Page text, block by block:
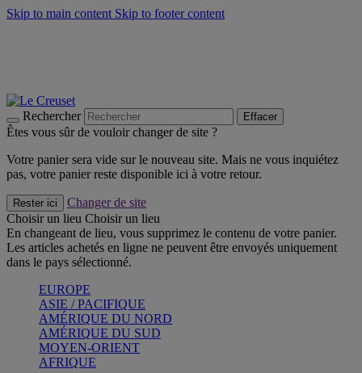
Skip to main content Skip to footer content
Rechercher Effacer
Êtes vous sûr de vouloir changer de site ?
Votre panier sera vide sur le nouveau site. Mais ne vous inquiétez
pas, votre panier reste disponible ici à votre retour.
Rester ici
Changer de site
Choisir un lieu Choisir un lieu
En changeant de lieu, vous supprimez le contenu de votre panier.
Les articles achetés en ligne ne peuvent être envoyés uniquement
dans le pays sélectionné.
EUROPE
ASIE / PACIFIQUE
AMÉRIQUE DU NORD
AMÉRIQUE DU SUD
MOYEN-ORIENT
AFRIQUE